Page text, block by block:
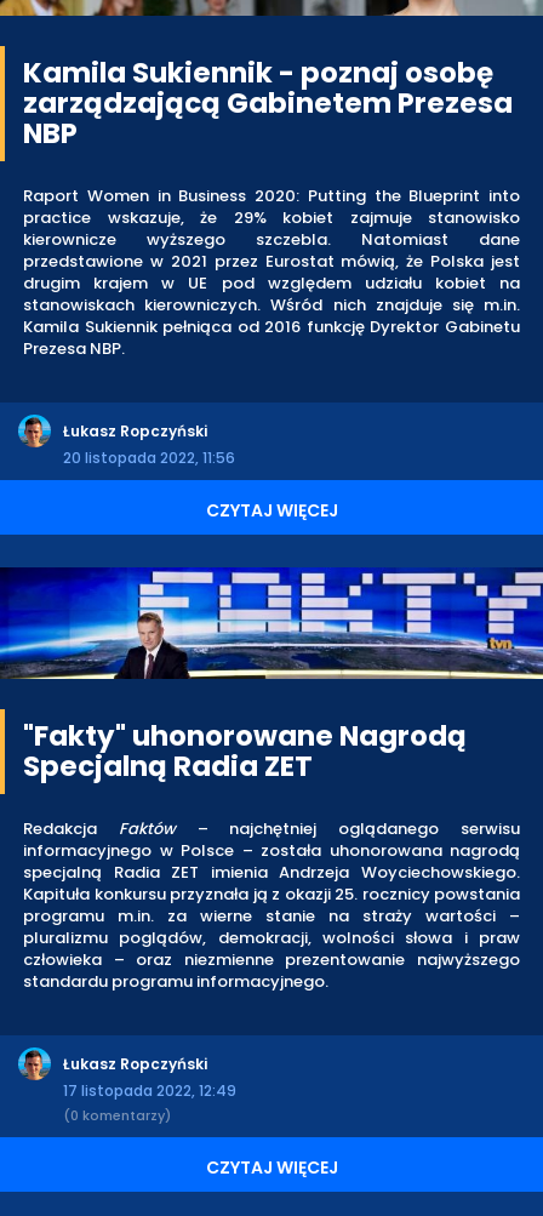
Kamila Sukiennik - poznaj osobę
zarządzającą Gabinetem Prezesa
NBP
Raport Women in Business 2020: Putting the Blueprint into
practice wskazuje, że 29% kobiet zajmuje stanowisko
kierownicze wyższego szczebla. Natomiast dane
przedstawione w 2021 przez Eurostat mówią, że Polska jest
drugim krajem w UE pod względem udziału kobiet na
stanowiskach kierowniczych. Wśród nich znajduje się m.in.
Kamila Sukiennik pełniąca od 2016 funkcję Dyrektor Gabinetu
Prezesa NBP.
Łukasz Ropczyński
20 listopada 2022, 11:56
CZYTAJ WIĘCEJ
"Fakty" uhonorowane Nagrodą
Specjalną Radia ZET
Redakcja Faktów – najchętniej oglądanego serwisu
informacyjnego w Polsce – została uhonorowana nagrodą
specjalną Radia ZET imienia Andrzeja Woyciechowskiego.
Kapituła konkursu przyznała ją z okazji 25. rocznicy powstania
programu m.in. za wierne stanie na straży wartości –
pluralizmu poglądów, demokracji, wolności słowa i praw
człowieka – oraz niezmienne prezentowanie najwyższego
standardu programu informacyjnego.
Łukasz Ropczyński
17 listopada 2022, 12:49
(0 komentarzy)
CZYTAJ WIĘCEJ